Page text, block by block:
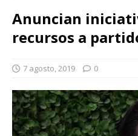
Anuncian
recursos a
7 agosto, 2019 0